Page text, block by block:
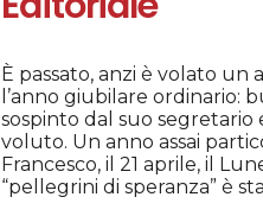
È passato, anzi è volato
l’anno giubilare ordinario:
sospinto dal suo segretario
voluto. Un anno assai
Francesco, il 21 aprile, il
“pellegrini di speranza” è